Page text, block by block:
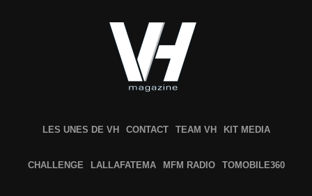
LES UNES DE VH CONTACT TEAM VH KIT MEDIA
CHALLENGE LALLAFATEMA MFM RADIO TOMOBILE360